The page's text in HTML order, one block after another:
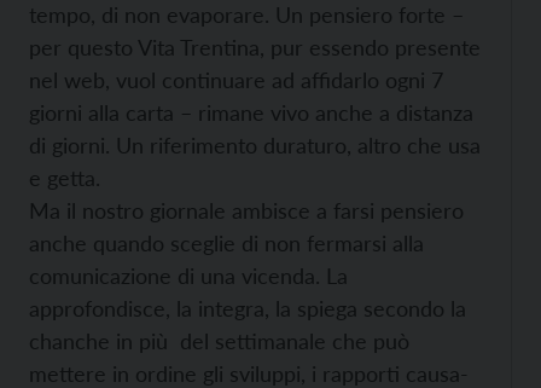
tempo, di non evaporare. Un pensiero forte –
per questo Vita Trentina, pur essendo presente
nel web, vuol continuare ad affidarlo ogni 7
giorni alla carta – rimane vivo anche a distanza
di giorni. Un riferimento duraturo, altro che usa
e getta.
Ma il nostro giornale ambisce a farsi pensiero
anche quando sceglie di non fermarsi alla
comunicazione di una vicenda. La
approfondisce, la integra, la spiega secondo la
chanche in più del settimanale che può
mettere in ordine gli sviluppi, i rapporti causa-